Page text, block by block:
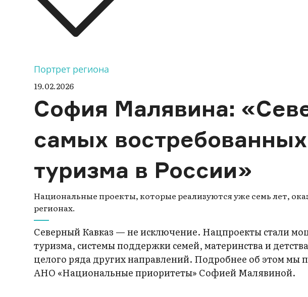
Портрет региона
19.02.2026
София Малявина:
самых
туризма в России»
Национальные проекты, которые реализуются уже семь лет,
регионах.
Северный Кавказ — не исключение. Нацпроекты стали
туризма, системы поддержки семей, материнства и
целого ряда других направлений. Подробнее об этом мы
АНО «Национальные приоритеты» Софией Малявиной.